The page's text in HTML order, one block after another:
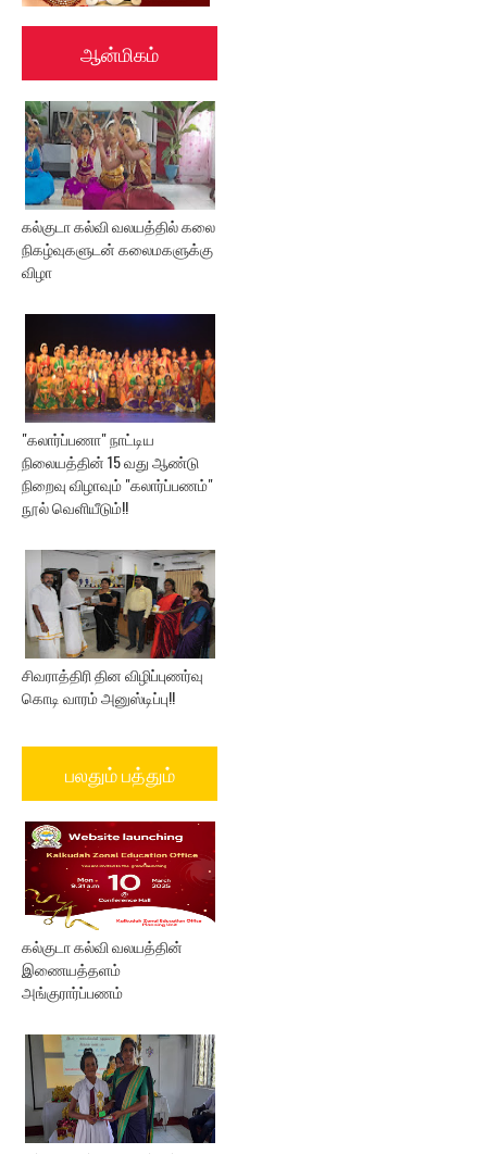
ஆன்மிகம்
கல்குடா கல்வி வலயத்தில் கலை
நிகழ்வுகளுடன் கலைமகளுக்கு
விழா
"கலார்ப்பணா" நாட்டிய
நிலையத்தின் 15 வது ஆண்டு
நிறைவு விழாவும் "கலார்ப்பணம்"
நூல் வெளியீடும்!!
சிவராத்திரி தின விழிப்புணர்வு
கொடி வாரம் அனுஸ்டிப்பு!!
பலதும் பத்தும்
கல்குடா கல்வி வலயத்தின்
இணையத்தளம்
அங்குரார்ப்பணம்